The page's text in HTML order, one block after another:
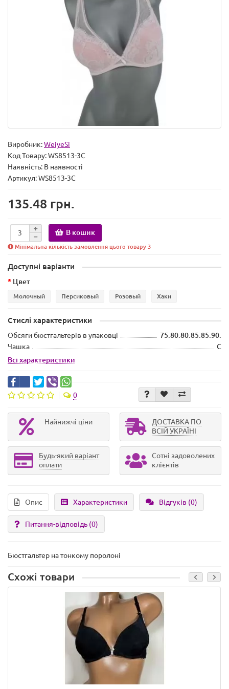
Виробник:WeiyeSi
Код Товару:WS8513-3C
Наявність: В наявності
Артикул: WS8513-3C
135.48 грн.
В кошик
Мінімальна кількість замовлення цього товару 3
Доступні варіанти
Цвет
Молочный Персиковый Розовый Хаки
Стислі характеристики
Обсяги бюстгальтерів в упаковці
75.80.80.85.85.90.
Чашка
C
Всі характеристики
0
Найнижчі ціни
ДОСТАВКА ПО
ВСІЙ УКРАЇНІ
Будь-який варіант
оплати
Сотні задоволених
клієнтів
Опис Характеристики Відгуків (0)
Питання-відповідь (0)
Бюстгальтер на тонкому поролоні
Схожі товари